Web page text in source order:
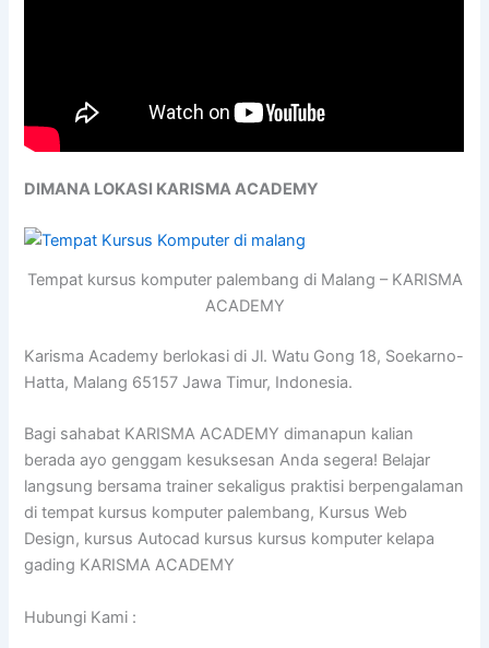
DIMANA LOKASI KARISMA ACADEMY
Tempat kursus komputer palembang di Malang – KARISMA
ACADEMY
Karisma Academy berlokasi di Jl. Watu Gong 18, Soekarno-
Hatta, Malang 65157 Jawa Timur, Indonesia.
Bagi sahabat KARISMA ACADEMY dimanapun kalian
berada ayo genggam kesuksesan Anda segera! Belajar
langsung bersama trainer sekaligus praktisi berpengalaman
di tempat kursus komputer palembang, Kursus Web
Design, kursus Autocad kursus kursus komputer kelapa
gading KARISMA ACADEMY
Hubungi Kami :